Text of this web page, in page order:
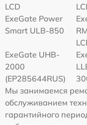
LCD
ExeGate Power
Smart ULB-850
ExeGate UHB-
2000
(EP285644RUS)
Мы занимаемся
обслуживанием
гарантийного